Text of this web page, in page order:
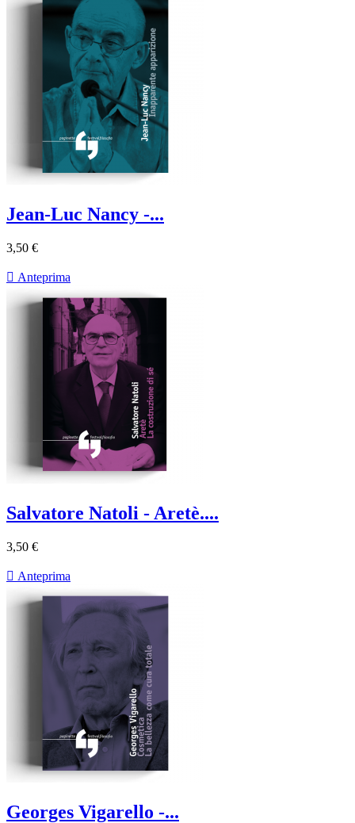
Jean-Luc Nancy -...
3,50 €
 Anteprima
Salvatore Natoli - Aretè....
3,50 €
 Anteprima
Georges Vigarello -...